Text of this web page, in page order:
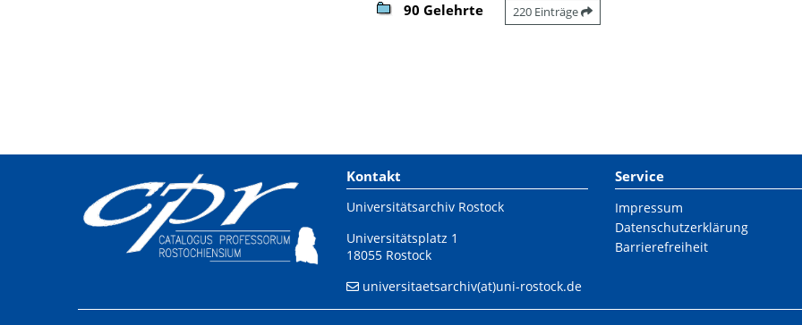
90 Gelehrte 220 Einträge
Kontakt
Universitätsarchiv Rostock
Universitätsplatz 1
18055 Rostock
universitaetsarchiv(at)uni-rostock.de
Service
Impressum
Datenschutzerklärung
Barrierefreiheit